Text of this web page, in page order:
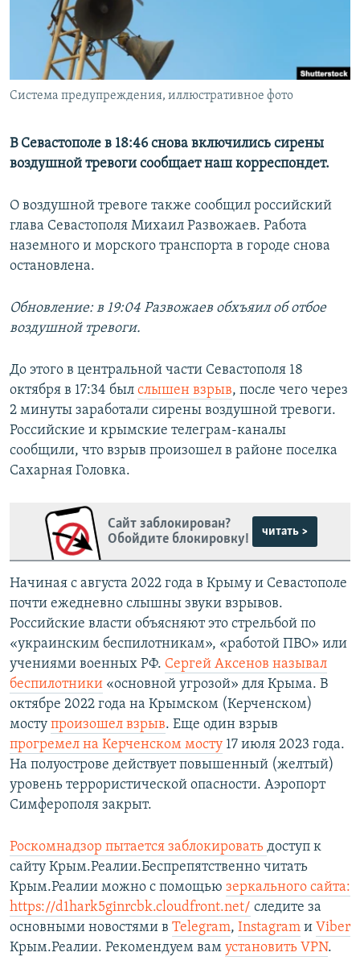
ПОБЕДИТЕЛЕЙ НЕ СУДЯТ?
КРЫМ.НЕПОКОРЕННЫЙ
ELIFBE
УКРАИНСКАЯ ПРОБЛЕМА КРЫМА
ПРИСОЕДИНЯЙТЕСЬ!
Система предупреждения, иллюстративное фото
В Севастополе в 18:46 снова включились сирены
воздушной тревоги сообщает наш корреспондет.
О воздушной тревоге также сообщил российский
глава Севастополя Михаил Развожаев. Работа
наземного и морского транспорта в городе снова
остановлена.
Обновление: в 19:04 Развожаев обхъяил об отбое
воздушной тревоги.
До этого в центральной части Севастополя 18
октября в 17:34 был слышен взрыв, после чего через
2 минуты заработали сирены воздушной тревоги.
Российские и крымские телеграм-каналы
сообщили, что взрыв произошел в районе поселка
Сахарная Головка.
Сайт заблокирован?
Обойдите блокировку!
читать >
Начиная с августа 2022 года в Крыму и Севастополе
почти ежедневно слышны звуки взрывов.
Российские власти объясняют это стрельбой по
«украинским беспилотникам», «работой ПВО» или
учениями военных РФ. Сергей Аксенов называл
беспилотники «основной угрозой» для Крыма. В
октябре 2022 года на Крымском (Керченском)
мосту произошел взрыв. Еще один взрыв
прогремел на Керченском мосту 17 июля 2023 года.
На полуострове действует повышенный (желтый)
уровень террористической опасности. Аэропорт
Симферополя закрыт.
Роскомнадзор пытается заблокировать доступ к
сайту Крым.Реалии.Беспрепятственно читать
Крым.Реалии можно с помощью зеркального сайта:
https://d1hark5ginrcbk.cloudfront.net/ следите за
основными новостями в Telegram, Instagram и Viber
Крым.Реалии. Рекомендуем вам установить VPN.